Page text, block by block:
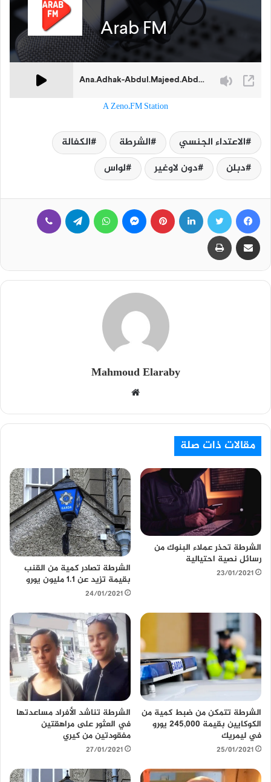
A Zeno.FM Station
الاعتداء الجنسي الشرطة
الكفالة
دبلن
دون لاوغير لواس
Mahmoud Elaraby
ق
و
ي
ب
مقالات ذات صلة
الشرطة تحذر عملاء البنوك من
رسائل نصية احتيالية
23/01/2021
الشرطة تصادر كمية من القنب
بقيمة تزيد عن 1.1 مليون يورو
24/01/2021
الشرطة تتمكن من ضبط كمية من
الكوكايين بقيمة 245,000 يورو
في ليمريك
25/01/2021
الشرطة تناشد الأفراد مساعدتها
في العثور على مراهقتين
مفقودتين من كيري
27/01/2021